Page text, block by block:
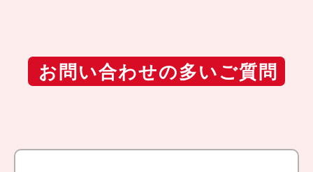
お問い合わせの多いご質問